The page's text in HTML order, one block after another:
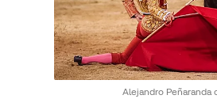
Alejandro Peñaranda